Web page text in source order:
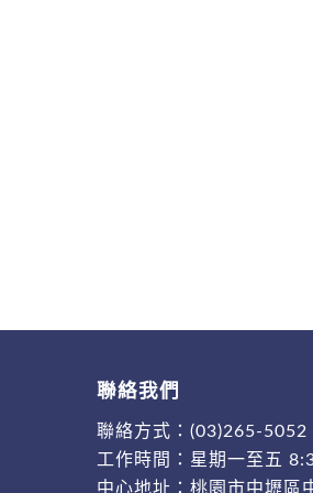
聯絡我們
聯絡方式： (03)265-5052
工作時間：星期一至五
中心地址： 桃園市中壢區